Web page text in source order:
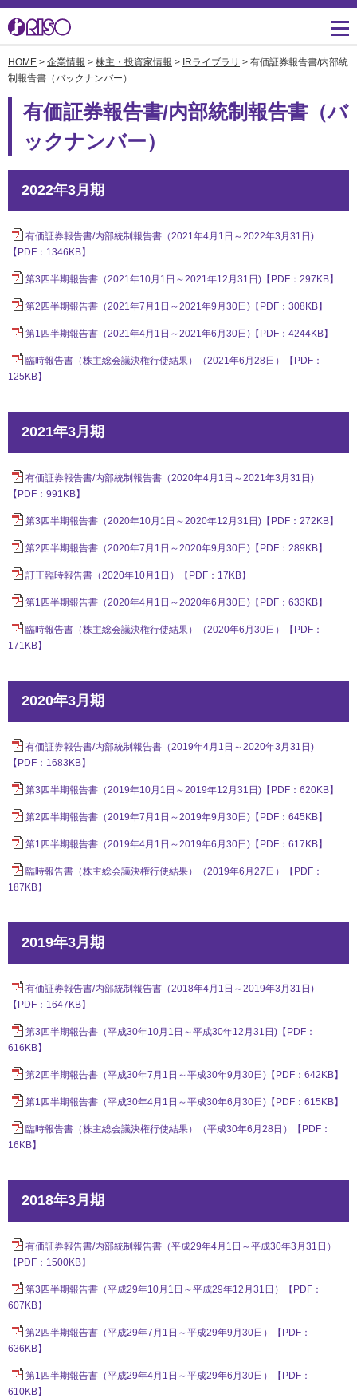
用途・事例紹介 トップ
導入事例
閉じる
サポート トップ
製品についてのお問い合
消耗品情報
知る・学ぶTOP
広報誌『理想の詩』
RISO ART
鹿島アントラーズ応援サ
企業情報TOP
会社概要
環境への取り組み
社会とのかかわり
HOME > 企業情報 > 株主・投資家情報 > IRライブラリ > 有価証券報告書/内部統
制報告書（バックナンバー）
有価証券報告書/内部統制報告書（バ
ックナンバー）
2022年3月期
有価証券報告書/内部統制報告書（2021年4月1日～2022年3月31日)
【PDF：1346KB】
第3四半期報告書（2021年10月1日～2021年12月31日)【PDF：297KB】
第2四半期報告書（2021年7月1日～2021年9月30日)【PDF：308KB】
第1四半期報告書（2021年4月1日～2021年6月30日)【PDF：4244KB】
臨時報告書（株主総会議決権行使結果）（2021年6月28日）【PDF：
125KB】
2021年3月期
有価証券報告書/内部統制報告書（2020年4月1日～2021年3月31日)
【PDF：991KB】
第3四半期報告書（2020年10月1日～2020年12月31日)【PDF：272KB】
第2四半期報告書（2020年7月1日～2020年9月30日)【PDF：289KB】
訂正臨時報告書（2020年10月1日）【PDF：17KB】
第1四半期報告書（2020年4月1日～2020年6月30日)【PDF：633KB】
臨時報告書（株主総会議決権行使結果）（2020年6月30日）【PDF：
171KB】
2020年3月期
有価証券報告書/内部統制報告書（2019年4月1日～2020年3月31日)
【PDF：1683KB】
第3四半期報告書（2019年10月1日～2019年12月31日)【PDF：620KB】
第2四半期報告書（2019年7月1日～2019年9月30日)【PDF：645KB】
第1四半期報告書（2019年4月1日～2019年6月30日)【PDF：617KB】
臨時報告書（株主総会議決権行使結果）（2019年6月27日）【PDF：
187KB】
2019年3月期
有価証券報告書/内部統制報告書（2018年4月1日～2019年3月31日)
【PDF：1647KB】
第3四半期報告書（平成30年10月1日～平成30年12月31日)【PDF：
616KB】
第2四半期報告書（平成30年7月1日～平成30年9月30日)【PDF：642KB】
第1四半期報告書（平成30年4月1日～平成30年6月30日)【PDF：615KB】
臨時報告書（株主総会議決権行使結果）（平成30年6月28日）【PDF：
16KB】
2018年3月期
有価証券報告書/内部統制報告書（平成29年4月1日～平成30年3月31日）
【PDF：1500KB】
第3四半期報告書（平成29年10月1日～平成29年12月31日）【PDF：
607KB】
第2四半期報告書（平成29年7月1日～平成29年9月30日）【PDF：
636KB】
第1四半期報告書（平成29年4月1日～平成29年6月30日）【PDF：
610KB】